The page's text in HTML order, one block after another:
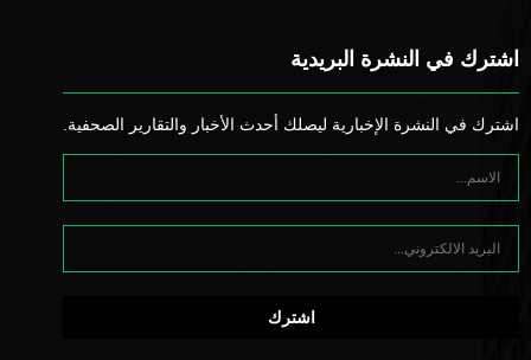
اشترك في النشرة البريدية
اشترك في النشرة الإخبارية ليصلك أحدث الأخبار والتقارير الصحفية.